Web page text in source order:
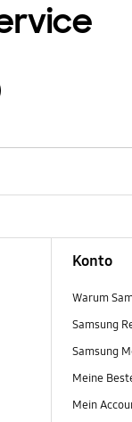
Konto
Warum
Samsung
Samsung
Meine
Mein